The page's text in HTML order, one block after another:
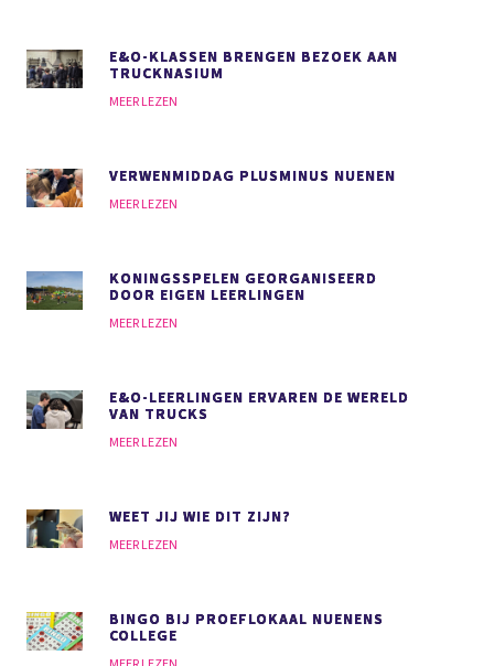
E&O-KLASSEN BRENGEN BEZOEK AAN
TRUCKNASIUM
MEER LEZEN
VERWENMIDDAG PLUSMINUS NUENEN
MEER LEZEN
KONINGSSPELEN GEORGANISEERD
DOOR EIGEN LEERLINGEN
MEER LEZEN
E&O-LEERLINGEN ERVAREN DE WERELD
VAN TRUCKS
MEER LEZEN
WEET JIJ WIE DIT ZIJN?
MEER LEZEN
BINGO BIJ PROEFLOKAAL NUENENS
COLLEGE